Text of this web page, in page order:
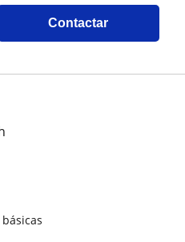
Contactar